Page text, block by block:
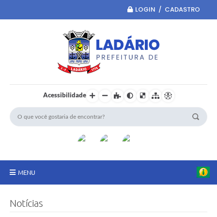
LOGIN / CADASTRO
Acessibilidade
MENU
Notícias